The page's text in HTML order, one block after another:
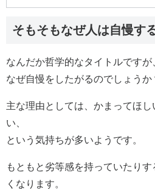
そもそもなぜ人は自慢す
なんだか哲学的なタイトルですが
なぜ自慢をしたがるのでしょうか
主な理由としては、かまってほ
い、
という気持ちが多いようです。
もともと劣等感を持っていたり
くなります。